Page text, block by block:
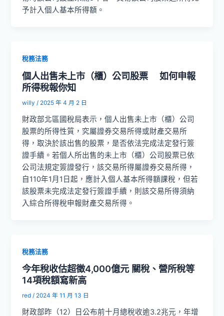
予計入個人基本所得額。
稅務法務
個人出售未上市（櫃）公司股票 如何申報
所得稅報你知
willy/ 2025 年 4 月 2 日
財政部北區國稅局表示，個人出售未上市（櫃）公司
股票的所得性質，究屬證券交易所得或財產交易所
得，取決於該出售的股票，是否依法完成法定發行簽
證手續。若個人所出售的未上市（櫃）公司股票已依
公司法規定簽證發行，該交易所得屬證券交易所得，
自110年1月1日起，應計入個人基本所得額課稅，但若
該股票未完成法定發行簽證手續，則該交易所得須納
入綜合所得稅申報財產交易所得。
稅務法務
今年稅收估超徵4,000億元 關稅、營所稅等
14項稅額寫新高
red/ 2024 年 11 月 13 日
財政部昨（12）日公布前十月總稅收逾3.2兆元，年增